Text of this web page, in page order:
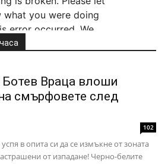
Враца влоши
смърфовете след
102
в опита си да се измъкне от зоната
от изпадане! Черно-белите